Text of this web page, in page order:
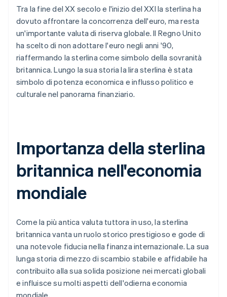
Tra la fine del XX secolo e l'inizio del XXI la sterlina ha
dovuto affrontare la concorrenza dell'euro, ma resta
un'importante valuta di riserva globale. Il Regno Unito
ha scelto di non adottare l'euro negli anni '90,
riaffermando la sterlina come simbolo della sovranità
britannica. Lungo la sua storia la lira sterlina è stata
simbolo di potenza economica e influsso politico e
culturale nel panorama finanziario.
Importanza della sterlina
britannica nell'economia
mondiale
Come la più antica valuta tuttora in uso, la sterlina
britannica vanta un ruolo storico prestigioso e gode di
una notevole fiducia nella finanza internazionale. La sua
lunga storia di mezzo di scambio stabile e affidabile ha
contribuito alla sua solida posizione nei mercati globali
e influisce su molti aspetti dell'odierna economia